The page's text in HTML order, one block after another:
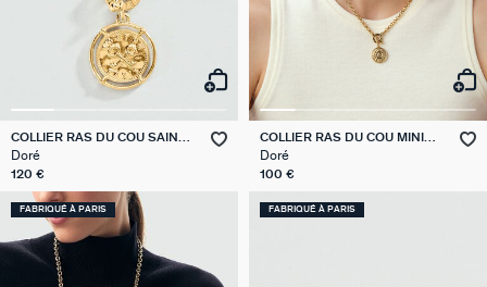
COLLIER RAS DU COU SAINT
HONORE
Doré
120 €
COLLIER RAS DU COU MINI
SAINT HONORE
Doré
100 €
FABRIQUÉ À PARIS FABRIQUÉ À PARIS